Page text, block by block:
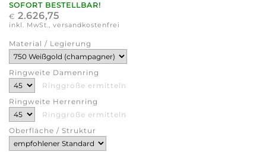
SOFORT BESTELLBAR!
€ 2.626,75
inkl. MwSt., versandkostenfrei
Material / Legierung
Ringweite Damenring
Ringgröße ermitteln
Ringweite Herrenring
Ringgröße ermitteln
Oberfläche / Struktur